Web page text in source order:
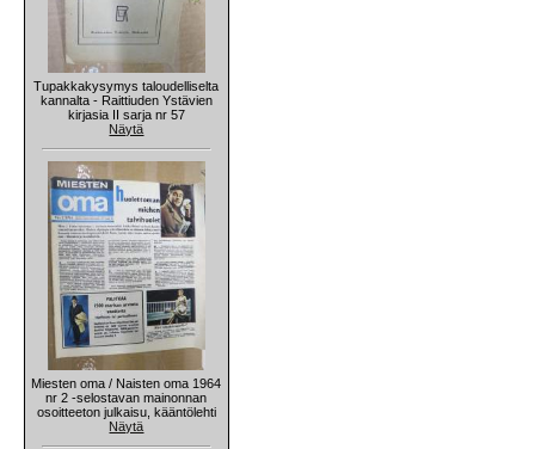
Tupakkakysymys taloudelliselta
kannalta - Raittiuden Ystävien
kirjasia II sarja nr 57
Näytä
Miesten oma / Naisten oma 1964
nr 2 -selostavan mainonnan
osoitteeton julkaisu, kääntölehti
Näytä